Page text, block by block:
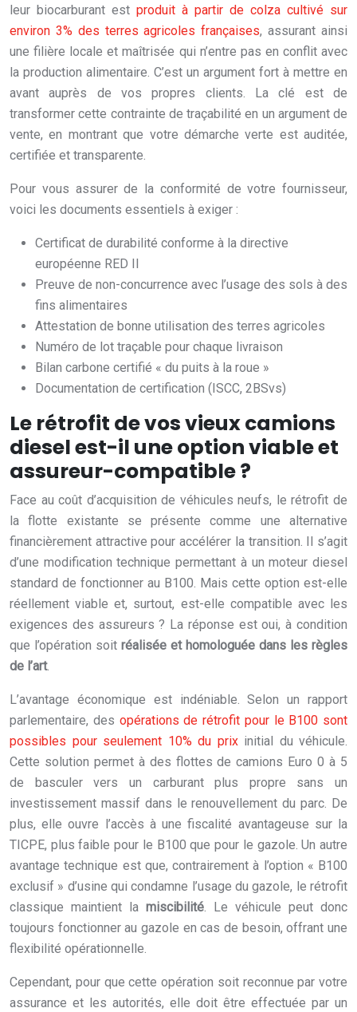
leur biocarburant est produit à partir de colza cultivé sur
environ 3% des terres agricoles françaises, assurant ainsi
une filière locale et maîtrisée qui n’entre pas en conflit avec
la production alimentaire. C’est un argument fort à mettre en
avant auprès de vos propres clients. La clé est de
transformer cette contrainte de traçabilité en un argument de
vente, en montrant que votre démarche verte est auditée,
certifiée et transparente.
Pour vous assurer de la conformité de votre fournisseur,
voici les documents essentiels à exiger :
Certificat de durabilité conforme à la directive
européenne RED II
Preuve de non-concurrence avec l’usage des sols à des
fins alimentaires
Attestation de bonne utilisation des terres agricoles
Numéro de lot traçable pour chaque livraison
Bilan carbone certifié « du puits à la roue »
Documentation de certification (ISCC, 2BSvs)
Le rétrofit de vos vieux camions
diesel est-il une option viable et
assureur-compatible ?
Face au coût d’acquisition de véhicules neufs, le rétrofit de
la flotte existante se présente comme une alternative
financièrement attractive pour accélérer la transition. Il s’agit
d’une modification technique permettant à un moteur diesel
standard de fonctionner au B100. Mais cette option est-elle
réellement viable et, surtout, est-elle compatible avec les
exigences des assureurs ? La réponse est oui, à condition
que l’opération soit réalisée et homologuée dans les règles
de l’art.
L’avantage économique est indéniable. Selon un rapport
parlementaire, des opérations de rétrofit pour le B100 sont
possibles pour seulement 10% du prixinitial du véhicule.
Cette solution permet à des flottes de camions Euro 0 à 5
de basculer vers un carburant plus propre sans un
investissement massif dans le renouvellement du parc. De
plus, elle ouvre l’accès à une fiscalité avantageuse sur la
TICPE, plus faible pour le B100 que pour le gazole. Un autre
avantage technique est que, contrairement à l’option « B100
exclusif » d’usine qui condamne l’usage du gazole, le rétrofit
classique maintient la miscibilité. Le véhicule peut donc
toujours fonctionner au gazole en cas de besoin, offrant une
flexibilité opérationnelle.
Cependant, pour que cette opération soit reconnue par votre
assurance et les autorités, elle doit être effectuée par un